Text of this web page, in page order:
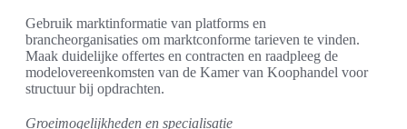
Gebruik marktinformatie van platforms en
brancheorganisaties om marktconforme tarieven te vinden.
Maak duidelijke offertes en contracten en raadpleeg de
modelovereenkomsten van de Kamer van Koophandel voor
structuur bij opdrachten.
Groeimogelijkheden en specialisatie